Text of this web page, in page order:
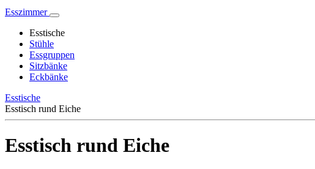
Esszimmer
Esstische
Stühle
Essgruppen
Sitzbänke
Eckbänke
Esstische
Esstisch rund Eiche
Esstisch rund Eiche